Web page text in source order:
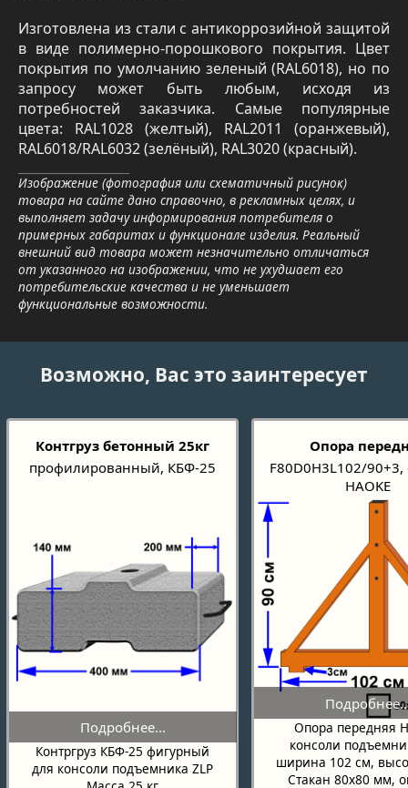
Изготовлена из стали с антикоррозийной защитой
в виде полимерно-порошкового покрытия. Цвет
покрытия по умолчанию зеленый (RAL6018), но по
запросу может быть любым, исходя из
потребностей заказчика. Самые популярные
цвета: RAL1028 (желтый), RAL2011 (оранжевый),
RAL6018/RAL6032 (зелёный), RAL3020 (красный).
Изображение (фотография или схематичный рисунок)
товара на сайте дано справочно, в рекламных целях, и
выполняет задачу информирования потребителя о
примерных габаритах и функционале изделия. Реальный
внешний вид товара может незначительно отличаться
от указанного на изображении, что не ухудшает его
потребительские качества и не уменьшает
функциональные возможности.
Возможно, Вас это заинтересует
Контгруз бетонный 25кг
профилированный, КБФ-25
Контргруз КБФ-25 фигурный
для консоли подъемника ZLP
Опора
F80D0H3L102/90+3,
HAOKE
Опора передняя
консоли
ширина 102 см,
Стакан 80х80 мм,